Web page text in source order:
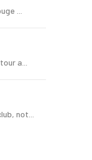
...
a...
not...